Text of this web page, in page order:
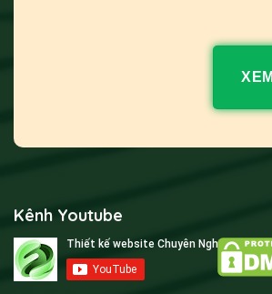
Kênh Youtube